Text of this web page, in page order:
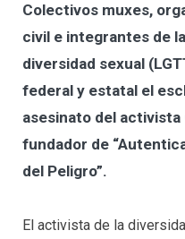
Colectivos muxes,
civil e integrantes de
diversidad sexual
federal y estatal el
asesinato del activista
fundador de
del Peligro”.
El activista de la